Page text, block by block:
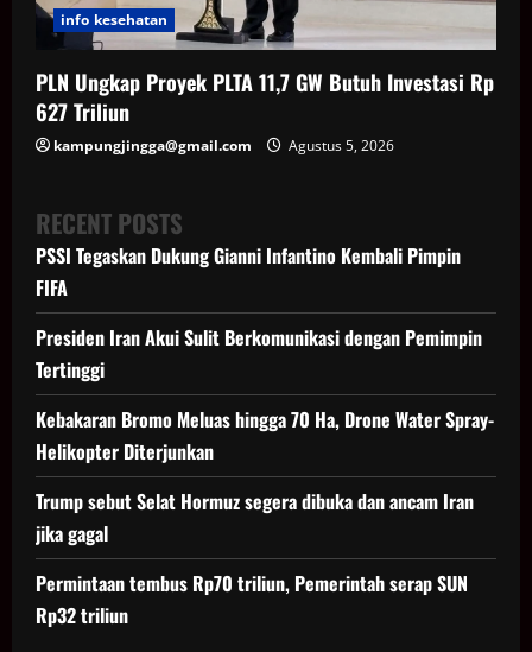
info kesehatan
PLN Ungkap Proyek PLTA 11,7 GW Butuh Investasi Rp
627 Triliun
kampungjingga@gmail.com Agustus 5, 2026
RECENT POSTS
PSSI Tegaskan Dukung Gianni Infantino Kembali Pimpin
FIFA
Presiden Iran Akui Sulit Berkomunikasi dengan Pemimpin
Tertinggi
Kebakaran Bromo Meluas hingga 70 Ha, Drone Water Spray-
Helikopter Diterjunkan
Trump sebut Selat Hormuz segera dibuka dan ancam Iran
jika gagal
Permintaan tembus Rp70 triliun, Pemerintah serap SUN
Rp32 triliun